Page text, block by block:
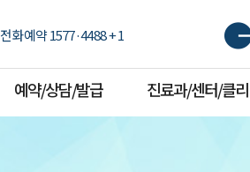
전화예약 1577·4488 + 1
예약/상담/발급 진료과/센터/클